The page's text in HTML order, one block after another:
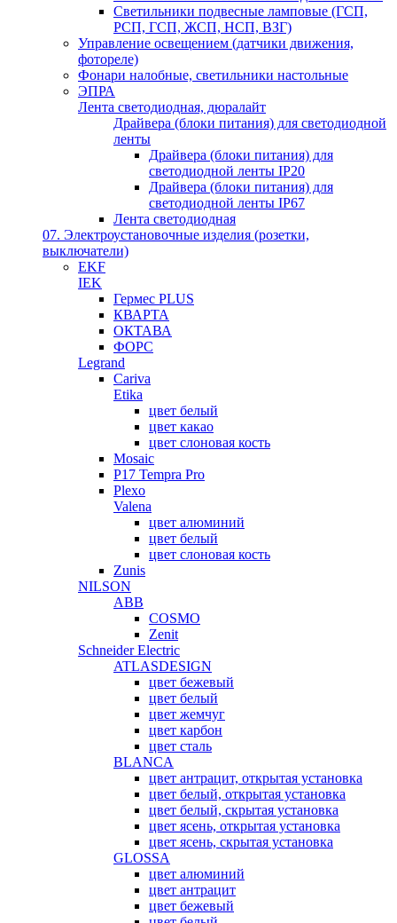
Светильники подвесные ламповые (ГСП,
РСП, ГСП, ЖСП, НСП, ВЗГ)
Управление освещением (датчики движения,
фотореле)
Фонари налобные, светильники настольные
ЭПРА
Лента светодиодная, дюралайт
Драйвера (блоки питания) для светодиодной
ленты
Драйвера (блоки питания) для
светодиодной ленты IP20
Драйвера (блоки питания) для
светодиодной ленты IP67
Лента светодиодная
07. Электроустановочные изделия (розетки,
выключатели)
EKF
IEK
Гермес PLUS
КВАРТА
ОКТАВА
ФОРС
Legrand
Cariva
Etika
цвет белый
цвет какао
цвет слоновая кость
Mosaic
P17 Tempra Pro
Plexo
Valena
цвет алюминий
цвет белый
цвет слоновая кость
Zunis
NILSON
ABB
COSMO
Zenit
Schneider Electric
ATLASDESIGN
цвет бежевый
цвет белый
цвет жемчуг
цвет карбон
цвет сталь
BLANCA
цвет антрацит, открытая установка
цвет белый, открытая установка
цвет белый, скрытая установка
цвет ясень, открытая установка
цвет ясень, скрытая установка
GLOSSA
цвет алюминий
цвет антрацит
цвет бежевый